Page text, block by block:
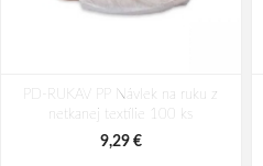
PD-RUKAV PP Návlek na ruku z
netkanej textílie 100 ks
9,29 €